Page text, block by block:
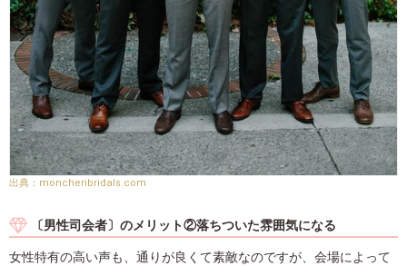
moncheribridals.com
〔男性司会者〕のメリット②落ちついた雰囲気になる
女性特有の高い声も、通りが良くて素敵なのですが、会場によって